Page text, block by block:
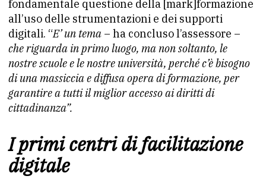
fondamentale questione della [mark]formazione
all’uso delle strumentazioni e dei supporti
digitali. “E’ un tema – ha concluso l’assessore –
che riguarda in primo luogo, ma non soltanto, le
nostre scuole e le nostre università, perché c’è bisogno
di una massiccia e diffusa opera di formazione, per
garantire a tutti il miglior accesso ai diritti di
cittadinanza”.
I primi centri di facilitazione
digitale